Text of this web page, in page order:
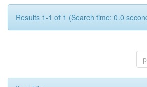
Results 1-1 of 1 (Search time: 0.0